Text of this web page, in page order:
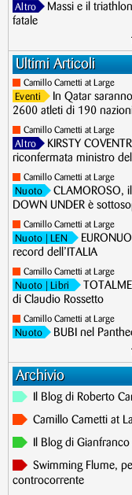
Altro
Massi e il
fatale
Ultimi Articoli
Camillo Cametti at Large
Eventi
In Qatar
2600 atleti di 190
Camillo Cametti at Large
Altro
KIRSTY
riconfermata ministro
Camillo Cametti at Large
Nuoto
CLAMOROSO,
DOWN UNDER è
Camillo Cametti at Large
Nuoto | LEN
record dell’ITALIA
Camillo Cametti at Large
Nuoto | Libri
di Claudio Rossetto
Camillo Cametti at Large
Nuoto BUBI nel
Archivio
Il Blog di Roberto
Camillo Cametti at
Il Blog di
Swimming Flume,
controcorrente